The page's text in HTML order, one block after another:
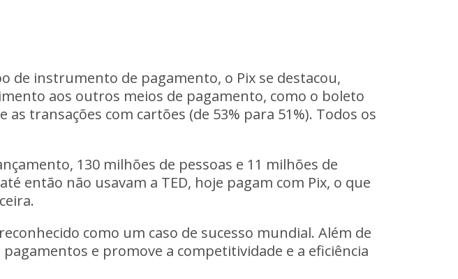
de instrumento de pagamento, o Pix se destacou,
aos outros meios de pagamento, como o boleto
transações com cartões (de 53% para 51%). Todos os
130 milhões de pessoas e 11 milhões de
então não usavam a TED, hoje pagam com Pix, o que
como um caso de sucesso mundial. Além de
e promove a competitividade e a eficiência